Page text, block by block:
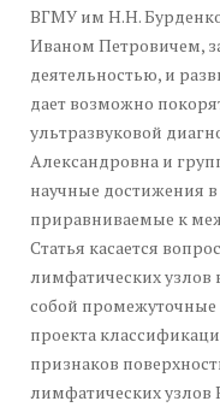
ВГМУ им Н.Н.
Иваном Петровичем,
деятельностью, и
дает возможно
ультразвуковой
Александровна и
научные достижения
приравниваемые к
Статья касается
лимфатических узлов
собой промежуточные
проекта
признаков
лимфатических узлов